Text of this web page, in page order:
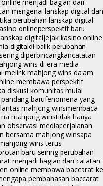
menjadi bagian dari
mengenai lanskap digital dan
perubahan lanskap digital
onlineperspektif baru
digitaljejak kasino online
digitaldi balik perubahan
diperbincangkancatatan
wins di era media
melirik mahjong wins dalam
membawa perspektif
diskusi komunitas mulai
barufenomena yang
mahjong winsmembaca
mahjong winstidak hanya
observasi mediaperjalanan
bersama mahjong winsapa
wins terus
baru seiring perubahan
menjadi bagian dari catatan
online membawa baccarat ke
pembahasan baccarat